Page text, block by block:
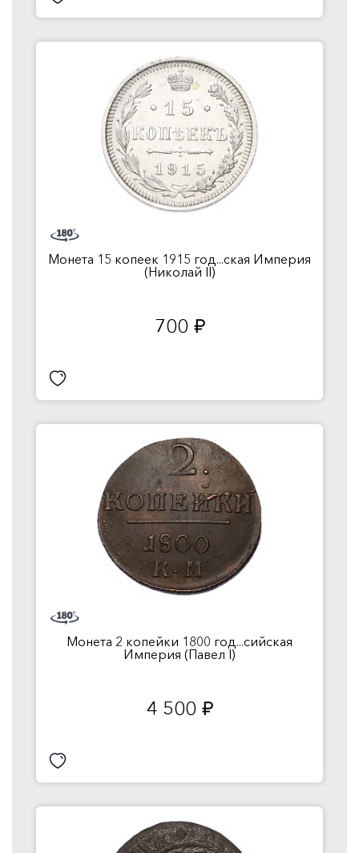
Монета 15 копеек 1915 год...ская Империя
(Николай II)
700 руб.
Монета 2 копейки 1800 год...сийская
Империя (Павел I)
4 500 руб.